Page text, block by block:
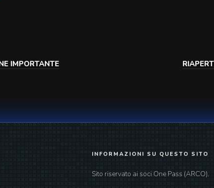
IMPORTANTE
INFORMAZIONI SU QUESTO SITO
Sito riservato ai soci One Pass (ARCO).